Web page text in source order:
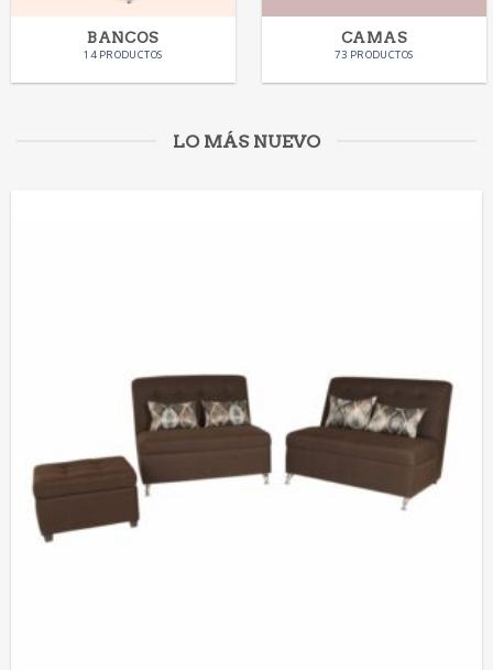
BANCOS
14 PRODUCTOS
CAMAS
73 PRODUCTOS
LO MÁS NUEVO